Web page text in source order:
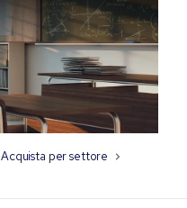
Acquista per settore